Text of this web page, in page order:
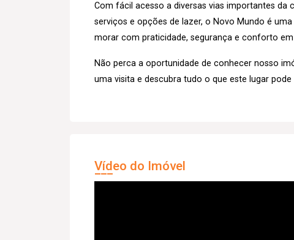
Com fácil acesso a diversas vias importantes da
serviços e opções de lazer, o Novo Mundo é
morar com praticidade, segurança e conforto em
Não perca a oportunidade de conhecer nosso
uma visita e descubra tudo o que este lugar
Vídeo do Imóvel